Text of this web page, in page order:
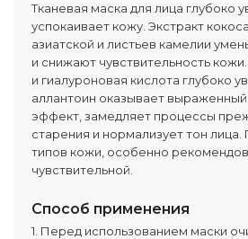
Тканевая маска для лица глубоко
успокаивает кожу. Экстракт
азиатской и листьев камелии
и снижают чувствительность
и гиалуроновая кислота глубоко
аллантоин оказывает
эффект, замедляет процессы
старения и нормализует тон лица.
типов кожи, особенно
чувствительной.
Способ применения
1. Перед использованием маски